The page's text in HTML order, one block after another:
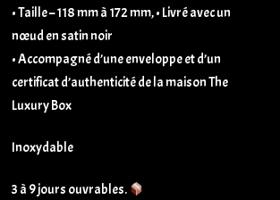
• Taille – 118 mm à 172 mm, • Livré avec un
nœud en satin noir
• Accompagné d’une enveloppe et d’un
certificat d’authenticité de la maison The
Luxury Box
Inoxydable
3 à 9 jours ouvrables.